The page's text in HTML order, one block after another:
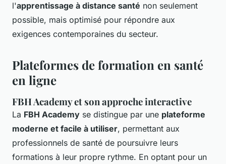
l'apprentissage à distance santé non seulement
possible, mais optimisé pour répondre aux
exigences contemporaines du secteur.
Plateformes de formation en santé
en ligne
FBH Academy et son approche interactive
La FBH Academy se distingue par une plateforme
moderne et facile à utiliser, permettant aux
professionnels de santé de poursuivre leurs
formations à leur propre rythme. En optant pour un